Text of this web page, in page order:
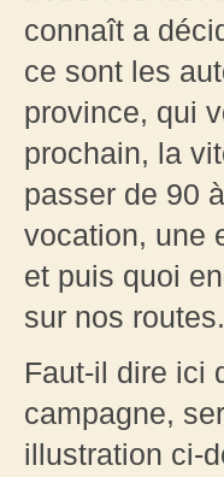
connaît a
ce sont les
province, qui
prochain, la
passer de 90
vocation, une
et puis quoi
sur nos routes.
Faut-il dire ici
campagne,
illustration ci-